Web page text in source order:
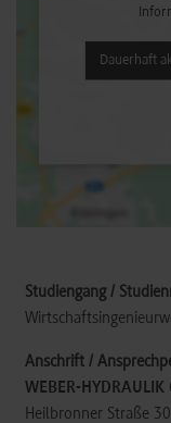
Dauerhaft
WEBER-HYDRAULIK
Heilbronner Straße 30